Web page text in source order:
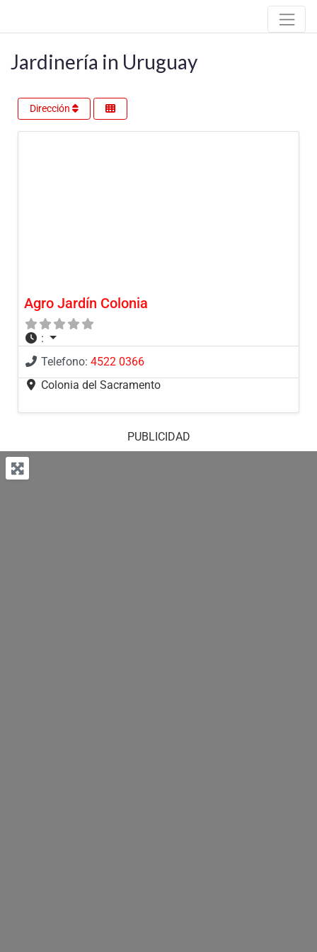
Jardinería in Uruguay
Dirección
Agro Jardín Colonia
:
Telefono: 4522 0366
Colonia del Sacramento
PUBLICIDAD